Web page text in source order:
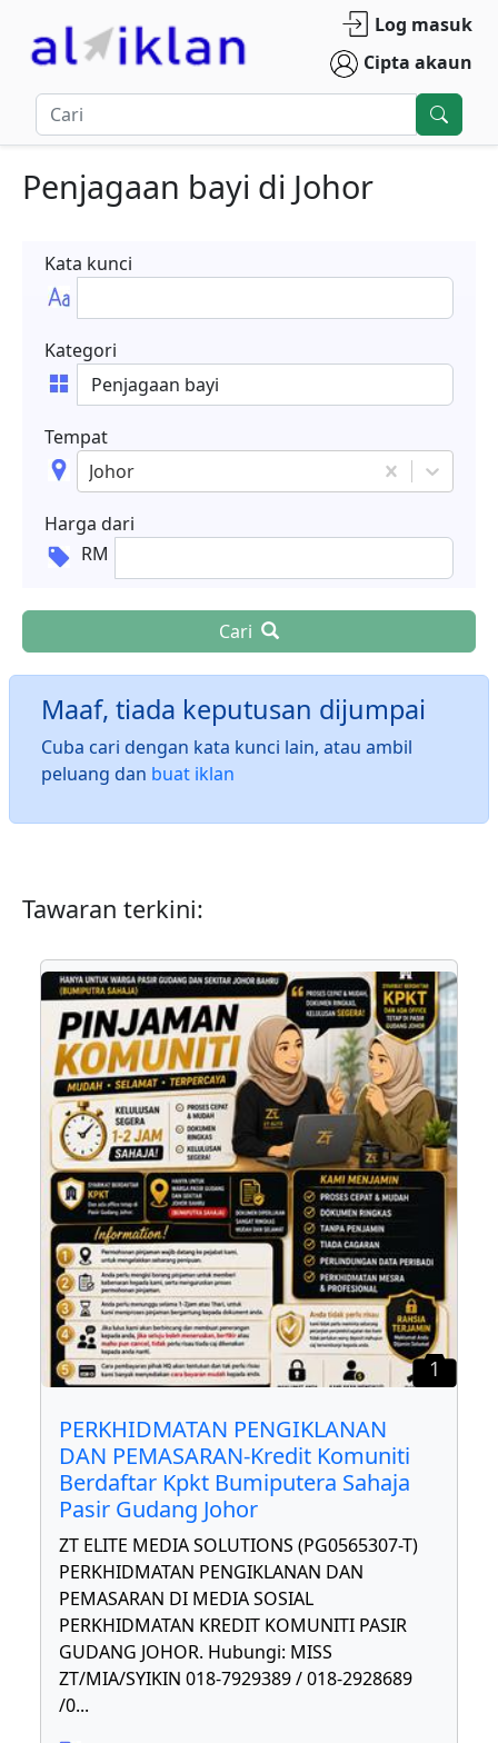
Log masuk
Cipta akaun
Penjagaan bayi di Johor
Kata kunci
Kategori
Tempat
Johor
Harga dari
RM
Cari
Maaf, tiada keputusan dijumpai
Cuba cari dengan kata kunci lain, atau ambil
peluang dan buat iklan
Tawaran terkini:
1
PERKHIDMATAN PENGIKLANAN
DAN PEMASARAN-Kredit Komuniti
Berdaftar Kpkt Bumiputera Sahaja
Pasir Gudang Johor
ZT ELITE MEDIA SOLUTIONS (PG0565307-T)
PERKHIDMATAN PENGIKLANAN DAN
PEMASARAN DI MEDIA SOSIAL
PERKHIDMATAN KREDIT KOMUNITI PASIR
GUDANG JOHOR. Hubungi: MISS
ZT/MIA/SYIKIN 018-7929389 / 018-2928689
/0...